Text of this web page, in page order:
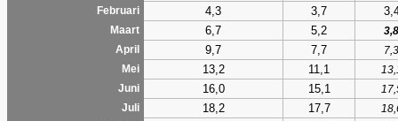
Februari 4,3 3,7
Maart 6,7 5,2
3,8
April
9,7 7,7
7,3
Mei
13,2 11,1
Juni
16,0 15,1
Juli
18,2 17,7